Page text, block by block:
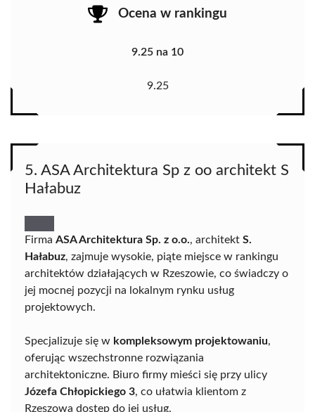
Ocena w rankingu
9.25 na 10
9.25
5. ASA Architektura Sp z oo architekt S
Hałabuz
Firma ASA Architektura Sp. z o.o., architekt S.
Hałabuz, zajmuje wysokie, piąte miejsce w rankingu
architektów działających w Rzeszowie, co świadczy o
jej mocnej pozycji na lokalnym rynku usług
projektowych.
Specjalizuje się w kompleksowym projektowaniu,
oferując wszechstronne rozwiązania
architektoniczne. Biuro firmy mieści się przy ulicy
Józefa Chłopickiego 3, co ułatwia klientom z
Rzeszowa dostęp do jej usług.